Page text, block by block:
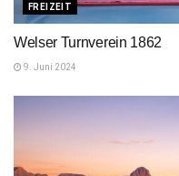
FREIZEIT
Welser Turnverein 1862
9. Juni 2024